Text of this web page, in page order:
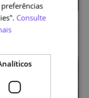
Consulte